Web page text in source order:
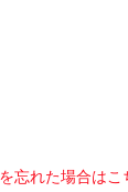
忘れた場合はこ